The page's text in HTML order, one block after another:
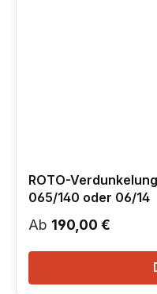
ROTO-
065/140 oder 06/14
Regulärer Preis:
Ab 190,00 €